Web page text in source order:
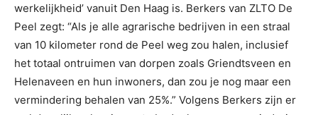
werkelijkheid’ vanuit Den Haag is. Berkers van ZLTO De
Peel zegt: “Als je alle agrarische bedrijven in een straal
van 10 kilometer rond de Peel weg zou halen, inclusief
het totaal ontruimen van dorpen zoals Griendtsveen en
Helenaveen en hun inwoners, dan zou je nog maar een
vermindering behalen van 25%.” Volgens Berkers zijn er